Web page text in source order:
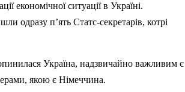
економічної ситуації в Україні.
одразу п’ять Статс-секретарів, котрі
Україна, надзвичайно важливим є
якою є Німеччина.